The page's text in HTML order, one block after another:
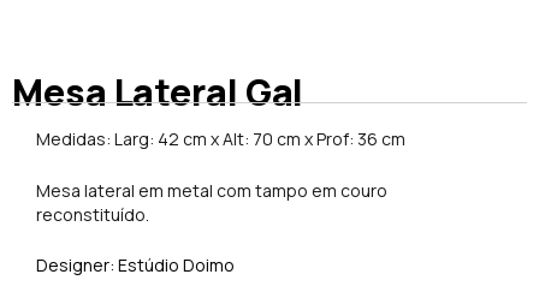
Mesa Lateral Gal
Medidas: Larg: 42 cm x Alt: 70 cm x Prof: 36 cm
Mesa lateral em metal com tampo em couro
reconstituído.
Designer: Estúdio Doimo